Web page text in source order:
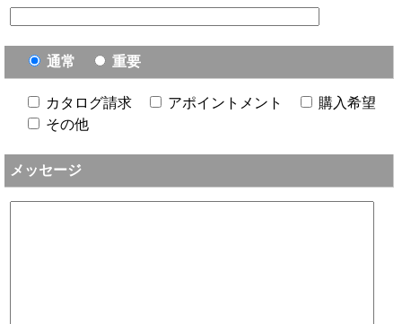
通常 重要
カタログ請求 アポイントメント
購入希望
その他
メッセージ